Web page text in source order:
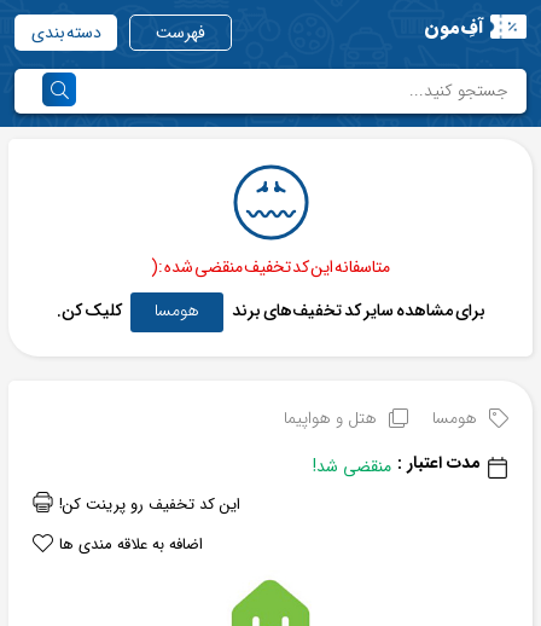
آفِ‌مون فهرست دسته بندی
متاسفانه این کد تخفیف منقضی شده :(
برای مشاهده سایر کد تخفیف‌های برند
هومسا کلیک کن.
هومسا
هتل و هواپیما
مدت اعتبار : منقضی شد!
این کد تخفیف رو پرینت کن!
اضافه به علاقه مندی ها